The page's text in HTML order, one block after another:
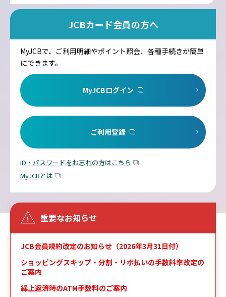
JCBカード会員の方へ
MyJCBで、ご利用明細やポイント照会、各種手続きが簡単
にできます。
MyJCBログイン
ご利用登録
ID・パスワードをお忘れの方はこちら
MyJCBとは
重要なお知らせ
JCB会員規約改定のお知らせ（2026年3月31日付）
ショッピングスキップ・分割・リボ払いの手数料率改定の
ご案内
繰上返済時のATM手数料のご案内